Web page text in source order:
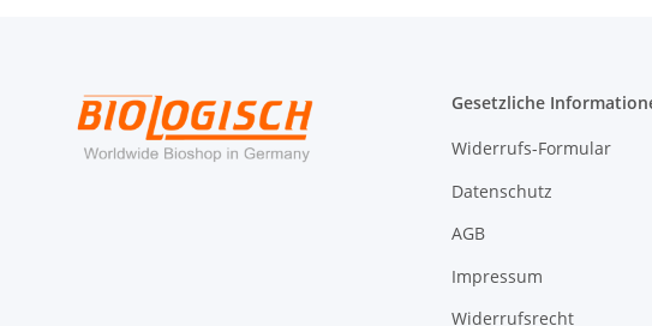
Gesetzliche
Widerrufs-Formular
Datenschutz
AGB
Impressum
Widerrufsrecht